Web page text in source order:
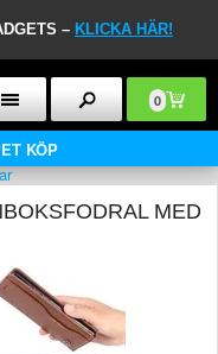
– KLICKA HÄR!
0
KÖP
MED